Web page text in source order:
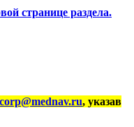
странице раздела.
corp@mednav.ru, указав